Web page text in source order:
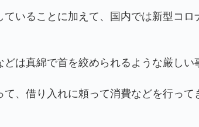
いることに加えて、国内では新型コロ
は真綿で首を絞められるような厳しい
、借り入れに頼って消費などを行って